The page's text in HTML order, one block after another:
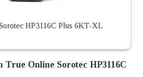
HP3116C Plus 6KT-XL
True Online Sorotec HP3116C